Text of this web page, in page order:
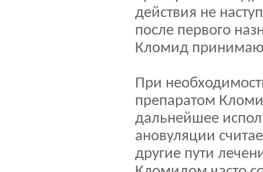
действия не
после первого
Кломид
При
препаратом
дальнейшее
ановуляции
другие пути